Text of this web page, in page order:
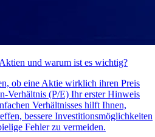
und warum ist es wichtig?
ob eine Aktie wirklich ihren Preis
Verhältnis (P/E) Ihr erster Hinweis
Verhältnisses hilft Ihnen,
bessere Investitionsmöglichkeiten
Fehler zu vermeiden.